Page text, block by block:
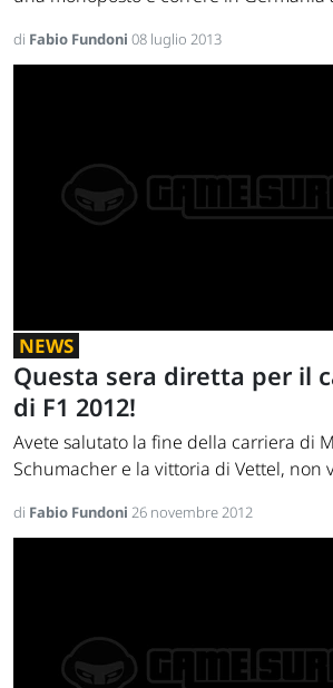
di Fabio Fundoni 08 luglio 2013
NEWS
Questa sera diretta per il
di F1 2012!
Avete salutato la fine della carriera di
Schumacher e la vittoria di Vettel, non
di Fabio Fundoni 26 novembre 2012